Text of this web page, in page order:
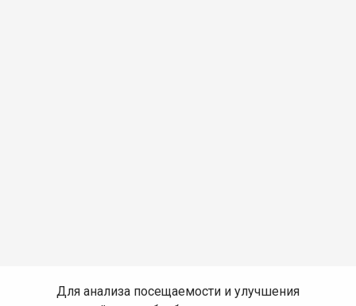
Для анализа посещаемости и улучшения